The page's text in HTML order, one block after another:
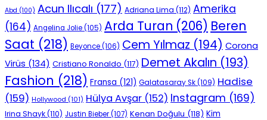
Abd (100) Acun Ilıcalı (177) Adriana Lima (112) Amerika
(164) Angelina Jolie(105) Arda Turan (206) Beren
Saat (218) Beyonce(106) Cem Yılmaz (194) Corona
Virüs (134) Cristiano Ronaldo (117) Demet Akalın (193)
Fashion (218) Fransa (121) Galatasaray Sk(109) Hadise
(159) Hollywood (101) Hülya Avşar (152) Instagram (169)
Irina Shayk(110) Justin Bieber(107) Kenan Doğulu (118) Kim